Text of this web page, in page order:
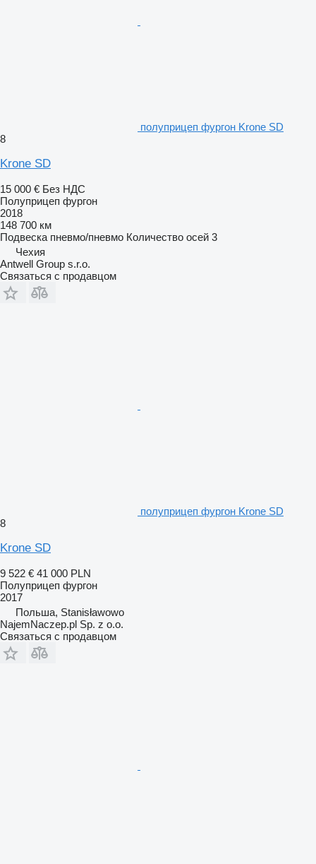
полуприцеп фургон Krone SD
8
Krone SD
15 000 € Без НДС
Полуприцеп фургон
2018
148 700 км
Подвеска пневмо/пневмо Количество осей 3
Чехия
Antwell Group s.r.o.
Связаться с продавцом
полуприцеп фургон Krone SD
8
Krone SD
9 522 € 41 000 PLN
Полуприцеп фургон
2017
Польша, Stanisławowo
NajemNaczep.pl Sp. z o.o.
Связаться с продавцом